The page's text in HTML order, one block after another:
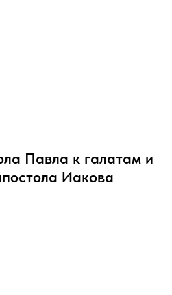
Павла к галатам и
Иакова